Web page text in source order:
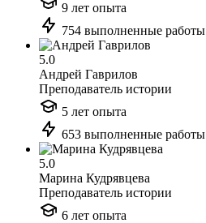
9 лет опыта
754 выполненные работы
5.0
Андрей Гаврилов
Преподаватель истории
5 лет опыта
653 выполненные работы
5.0
Марина Кудрявцева
Преподаватель истории
6 лет опыта